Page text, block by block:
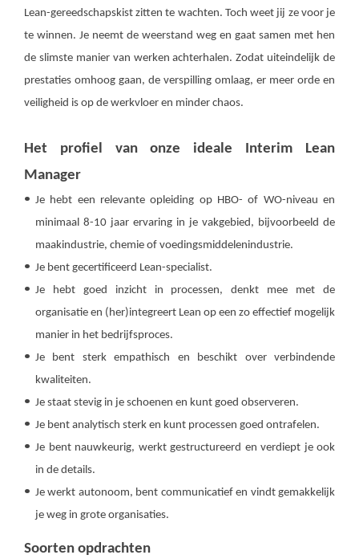
Lean-gereedschapskist zitten te wachten. Toch weet jij ze voor je
te winnen. Je neemt de weerstand weg en gaat samen met hen
de slimste manier van werken achterhalen. Zodat uiteindelijk de
prestaties omhoog gaan, de verspilling omlaag, er meer orde en
veiligheid is op de werkvloer en minder chaos.
Het profiel van onze ideale Interim Lean
Manager
Je hebt een relevante opleiding op HBO- of WO-niveau en
minimaal 8-10 jaar ervaring in je vakgebied, bijvoorbeeld de
maakindustrie, chemie of voedingsmiddelenindustrie.
Je bent gecertificeerd Lean-specialist.
Je hebt goed inzicht in processen, denkt mee met de
organisatie en (her)integreert Lean op een zo effectief mogelijk
manier in het bedrijfsproces.
Je bent sterk empathisch en beschikt over verbindende
kwaliteiten.
Je staat stevig in je schoenen en kunt goed observeren.
Je bent analytisch sterk en kunt processen goed ontrafelen.
Je bent nauwkeurig, werkt gestructureerd en verdiept je ook
in de details.
Je werkt autonoom, bent communicatief en vindt gemakkelijk
je weg in grote organisaties.
Soorten opdrachten